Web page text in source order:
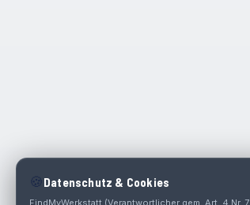
🍪 Datenschutz & Cookies
FindMyWerkstatt (Verantwortlicher gem. Art. 4 Nr. 7